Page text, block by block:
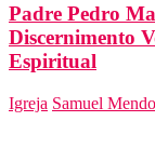
Padre Pedro
Discernimento
Espiritual
Igreja Samuel